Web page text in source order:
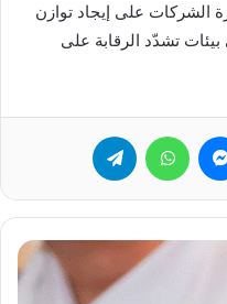
على إيجاد توازن
تشدّد الرقابة على
ماسنجر واتساب